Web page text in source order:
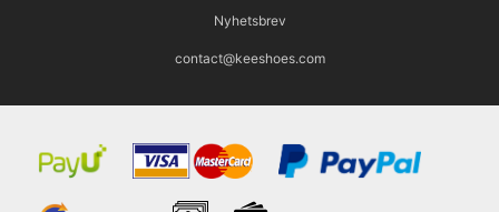
Nyhetsbrev
contact@keeshoes.com